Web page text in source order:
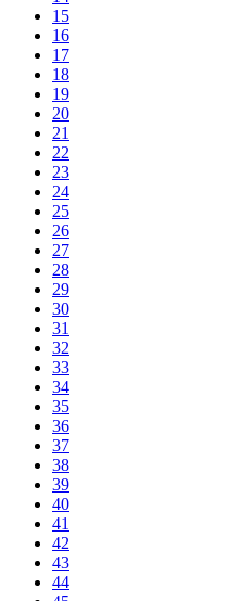
15
16
17
18
19
20
21
22
23
24
25
26
27
28
29
30
31
32
33
34
35
36
37
38
39
40
41
42
43
44